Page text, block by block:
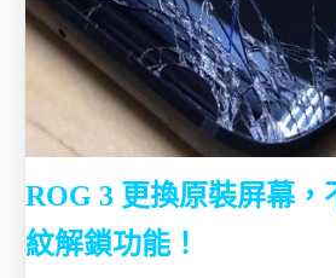
ROG 3 更換原裝屏幕，
紋解鎖功能！